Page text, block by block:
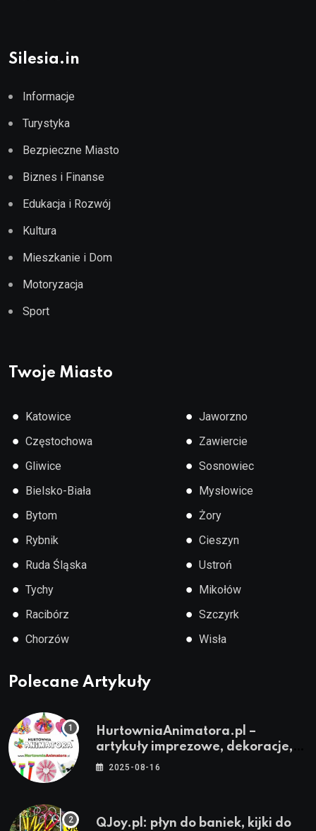
Silesia.in
Informacje
Turystyka
Bezpieczne Miasto
Biznes i Finanse
Edukacja i Rozwój
Kultura
Mieszkanie i Dom
Motoryzacja
Sport
Twoje Miasto
● Katowice
● Częstochowa
● Gliwice
● Bielsko-Biała
● Bytom
● Rybnik
● Ruda Śląska
● Tychy
● Racibórz
● Chorzów
● Jaworzno
● Zawiercie
● Sosnowiec
● Mysłowice
● Żory
● Cieszyn
● Ustroń
● Mikołów
● Szczyrk
● Wisła
Polecane Artykuły
HurtowniaAnimatora.pl –
artykuły imprezowe, dekoracje,
stroje i akcesoria dla animatorów
2025-08-16
QJoy.pl: płyn do baniek, kijki do